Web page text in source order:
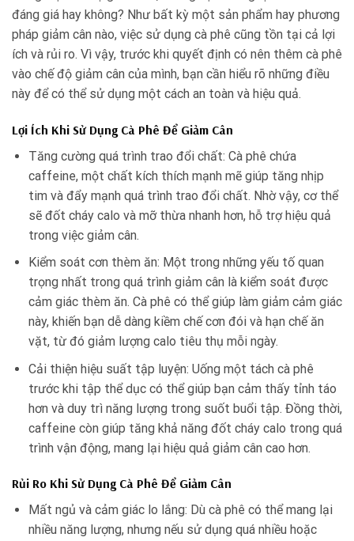
đáng giá hay không? Như bất kỳ một sản phẩm hay phương
pháp giảm cân nào, việc sử dụng cà phê cũng tồn tại cả lợi
ích và rủi ro. Vì vậy, trước khi quyết định có nên thêm cà phê
vào chế độ giảm cân của mình, bạn cần hiểu rõ những điều
này để có thể sử dụng một cách an toàn và hiệu quả.
Lợi Ích Khi Sử Dụng Cà Phê Để Giảm Cân
Tăng cường quá trình trao đổi chất: Cà phê chứa
caffeine, một chất kích thích mạnh mẽ giúp tăng nhịp
tim và đẩy mạnh quá trình trao đổi chất. Nhờ vậy, cơ thể
sẽ đốt cháy calo và mỡ thừa nhanh hơn, hỗ trợ hiệu quả
trong việc giảm cân.
Kiểm soát cơn thèm ăn: Một trong những yếu tố quan
trọng nhất trong quá trình giảm cân là kiểm soát được
cảm giác thèm ăn. Cà phê có thể giúp làm giảm cảm giác
này, khiến bạn dễ dàng kiềm chế cơn đói và hạn chế ăn
vặt, từ đó giảm lượng calo tiêu thụ mỗi ngày.
Cải thiện hiệu suất tập luyện: Uống một tách cà phê
trước khi tập thể dục có thể giúp bạn cảm thấy tỉnh táo
hơn và duy trì năng lượng trong suốt buổi tập. Đồng thời,
caffeine còn giúp tăng khả năng đốt cháy calo trong quá
trình vận động, mang lại hiệu quả giảm cân cao hơn.
Rủi Ro Khi Sử Dụng Cà Phê Để Giảm Cân
Mất ngủ và cảm giác lo lắng: Dù cà phê có thể mang lại
nhiều năng lượng, nhưng nếu sử dụng quá nhiều hoặc